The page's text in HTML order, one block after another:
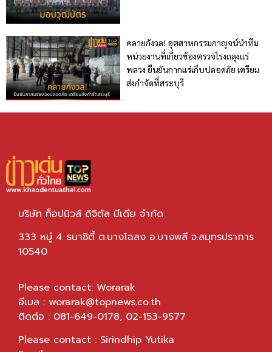
คลายกังวล! อุตสาหกรรมกาญจน์นำทีม
หน่วยงานที่เกี่ยวข้องตรวจโรงถลุงแร่
พลวง ยืนยันกากแร่เก็บปลอดภัย เตรียม
ส่งกำจัดที่สระบุรี
บริษัท ท็อปนิวส์ ดิจิตัล มีเดีย จำกัด
333 หมู่ 4 ธนาซิตี้ ต.บางโฉลง อ.บางพลี จ.สมุทรปราการ
10540
Please contact: Worarak
อีเมล : worarak@topnews.co.th
ติดต่อ : 081-649-0178, 02-153-9577
Please contact : Sirindhip Yutika